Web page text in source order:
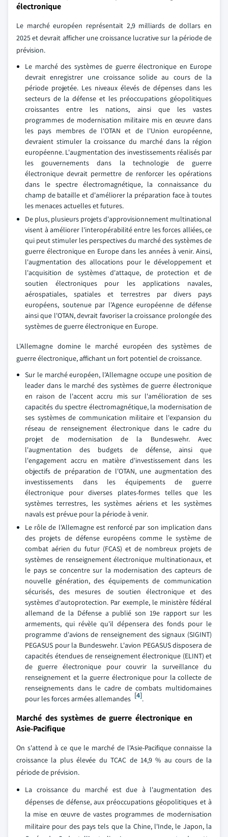
électronique
Le marché européen représentait 2,9 milliards de dollars en
2025 et devrait afficher une croissance lucrative sur la période de
prévision.
Le marché des systèmes de guerre électronique en Europe
devrait enregistrer une croissance solide au cours de la
période projetée. Les niveaux élevés de dépenses dans les
secteurs de la défense et les préoccupations géopolitiques
croissantes entre les nations, ainsi que les vastes
programmes de modernisation militaire mis en œuvre dans
les pays membres de l'OTAN et de l'Union européenne,
devraient stimuler la croissance du marché dans la région
européenne. L'augmentation des investissements réalisés par
les gouvernements dans la technologie de guerre
électronique devrait permettre de renforcer les opérations
dans le spectre électromagnétique, la connaissance du
champ de bataille et d'améliorer la préparation face à toutes
les menaces actuelles et futures.
De plus, plusieurs projets d'approvisionnement multinational
visent à améliorer l'interopérabilité entre les forces alliées, ce
qui peut stimuler les perspectives du marché des systèmes de
guerre électronique en Europe dans les années à venir. Ainsi,
l'augmentation des allocations pour le développement et
l'acquisition de systèmes d'attaque, de protection et de
soutien électroniques pour les applications navales,
aérospatiales, spatiales et terrestres par divers pays
européens, soutenue par l'Agence européenne de défense
ainsi que l'OTAN, devrait favoriser la croissance prolongée des
systèmes de guerre électronique en Europe.
L'Allemagne domine le marché européen des systèmes de
guerre électronique, affichant un fort potentiel de croissance.
Sur le marché européen, l'Allemagne occupe une position de
leader dans le marché des systèmes de guerre électronique
en raison de l'accent accru mis sur l'amélioration de ses
capacités du spectre électromagnétique, la modernisation de
ses systèmes de communication militaire et l'expansion du
réseau de renseignement électronique dans le cadre du
projet de modernisation de la Bundeswehr. Avec
l'augmentation des budgets de défense, ainsi que
l'engagement accru en matière d'investissement dans les
objectifs de préparation de l'OTAN, une augmentation des
investissements dans les équipements de guerre
électronique pour diverses plates-formes telles que les
systèmes terrestres, les systèmes aériens et les systèmes
navals est prévue pour la période à venir.
Le rôle de l'Allemagne est renforcé par son implication dans
des projets de défense européens comme le système de
combat aérien du futur (FCAS) et de nombreux projets de
systèmes de renseignement électronique multinationaux, et
le pays se concentre sur la modernisation des capteurs de
nouvelle génération, des équipements de communication
sécurisés, des mesures de soutien électronique et des
systèmes d'autoprotection. Par exemple, le ministère fédéral
allemand de la Défense a publié son 19e rapport sur les
armements, qui révèle qu'il dépensera des fonds pour le
programme d'avions de renseignement des signaux (SIGINT)
PEGASUS pour la Bundeswehr. L'avion PEGASUS disposera de
capacités étendues de renseignement électronique (ELINT) et
de guerre électronique pour couvrir la surveillance du
renseignement et la guerre électronique pour la collecte de
renseignements dans le cadre de combats multidomaines
pour les forces armées allemandes [4].
Marché des systèmes de guerre électronique en
Asie-Pacifique
On s'attend à ce que le marché de l'Asie-Pacifique connaisse la
croissance la plus élevée du TCAC de 14,9 % au cours de la
période de prévision.
La croissance du marché est due à l'augmentation des
dépenses de défense, aux préoccupations géopolitiques et à
la mise en œuvre de vastes programmes de modernisation
militaire pour des pays tels que la Chine, l'Inde, le Japon, la